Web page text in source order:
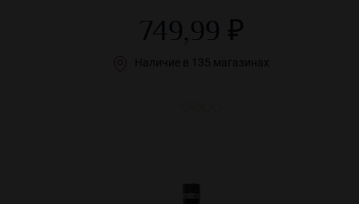
749,99 ₽
Наличие в 135 магазинах